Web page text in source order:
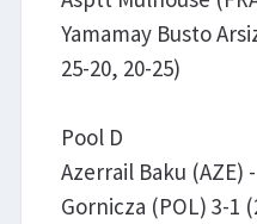
Yamamay Busto
25-20, 20-25)
Pool D
Azerrail Baku (AZE)
Gornicza (POL) 3-1